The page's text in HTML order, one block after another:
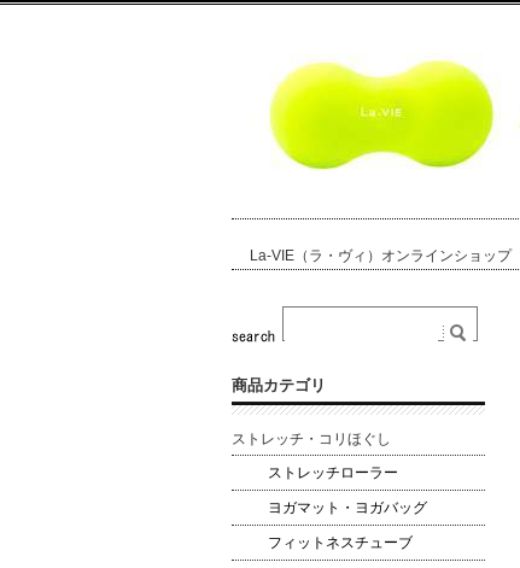
La-VIE（ラ・ヴィ）オンラインショップ
商品カテゴリ
ストレッチ・コリほぐし
ストレッチローラー
ヨガマット・ヨガバッグ
フィットネスチューブ